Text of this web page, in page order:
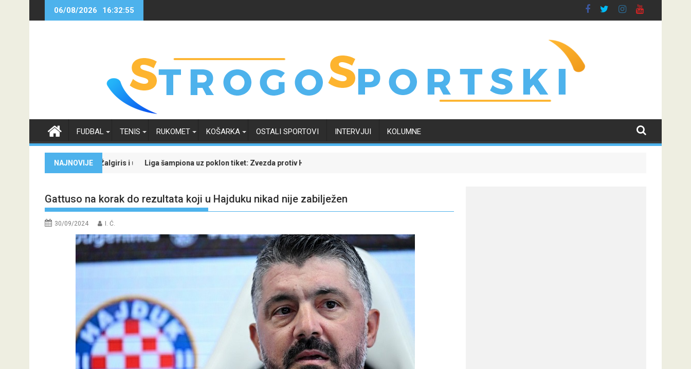
06/08/2026 16:32:56
FUDBAL TENIS RUKOMET KOŠARKA OSTALI SPORTOVI INTERVJUI KOLUMNE
NAJNOVIJE
Kaunu Žalgiris i učvrstio šanse za kvalifikaciju u Ligu prvaka
Liga šampiona uz poklon tiket: Zvezda protiv Hapoela, Dinamo dočekuje ŽalgirisLeBron James i dalje najtraženije ime u NBA ligi: Trenutno je na raskrsnici, a odluka uskoro "pada"
Gattuso na korak do rezultata koji u Hajduku nikad nije zabilježen
30/09/2024 I. Ć.